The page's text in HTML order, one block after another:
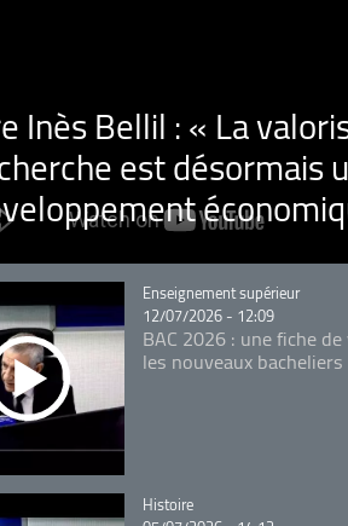
Inès Bellil : « La
est désormais
Catégorie
Enseignement supérieur
12/07/2026 - 12:09
BAC 2026 : une fiche
les nouveaux bacheliers
Catégorie
Histoire